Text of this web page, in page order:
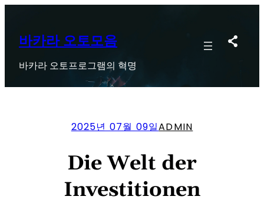
바카라 오토모음
바카라 오토프로그램의 혁명
2025년 07월 09일ADMIN
Die Welt der
Investitionen